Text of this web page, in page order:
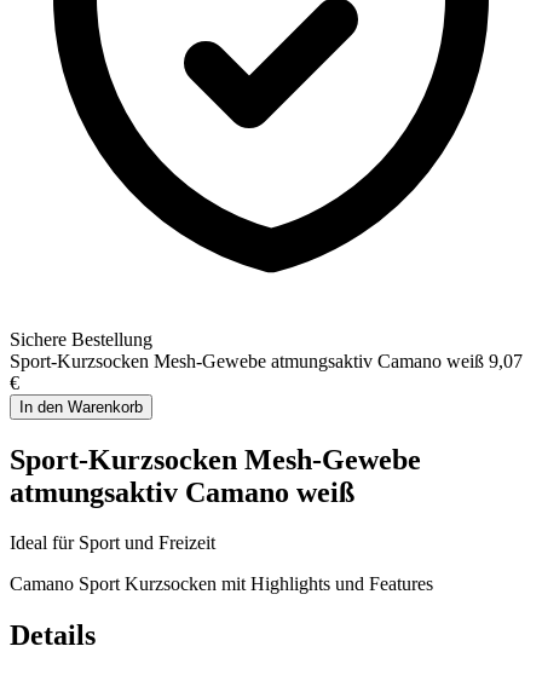
Sichere Bestellung
Sport-Kurzsocken Mesh-Gewebe atmungsaktiv Camano weiß 9,07
€
In den Warenkorb
Sport-Kurzsocken Mesh-Gewebe
atmungsaktiv Camano weiß
Ideal für Sport und Freizeit
Camano Sport Kurzsocken mit Highlights und Features
Details